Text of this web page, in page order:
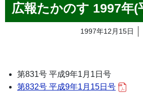
広報たかのす 1997年(
1997年12月15日
第831号 平成9年1月1日号
第832号 平成9年1月15日号